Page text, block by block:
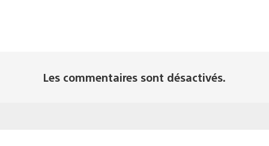
Les commentaires sont désactivés.